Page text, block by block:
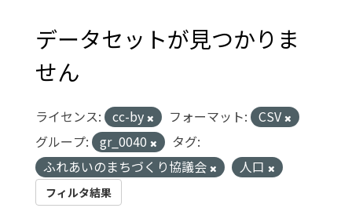
データセットが見つかりま
せん
ライセンス: cc-by フォーマット:
CSV
グループ:
gr_0040
タグ:
ふれあいのまちづくり協議会
人口
フィルタ結果